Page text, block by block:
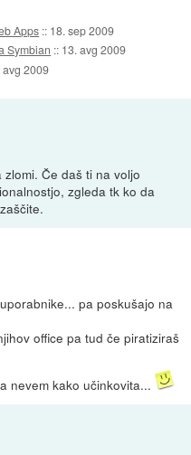
Apps :: 18. sep 2009
Symbian :: 13. avg 2009
avg 2009
Če daš ti na voljo
zgleda tk ko da
pa poskušajo na
office pa tud če piratiziraš
nevem kako učinkovita...